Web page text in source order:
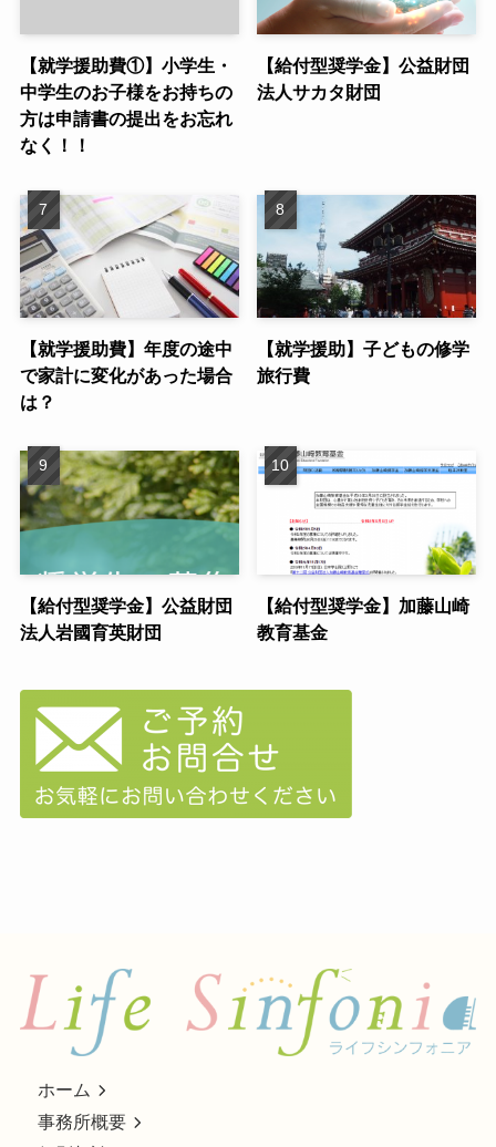
【就学援助費①】小学生・
中学生のお子様をお持ちの
方は申請書の提出をお忘れ
なく！！
【給付型奨学金】公益財団
法人サカタ財団
【就学援助費】年度の途中
で家計に変化があった場合
は？
【就学援助】子どもの修学
旅行費
【給付型奨学金】公益財団
法人岩國育英財団
【給付型奨学金】加藤山崎
教育基金
ホーム
事務所概要